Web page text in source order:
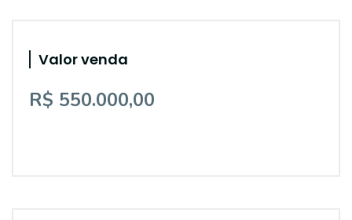
Valor venda
R$ 550.000,00